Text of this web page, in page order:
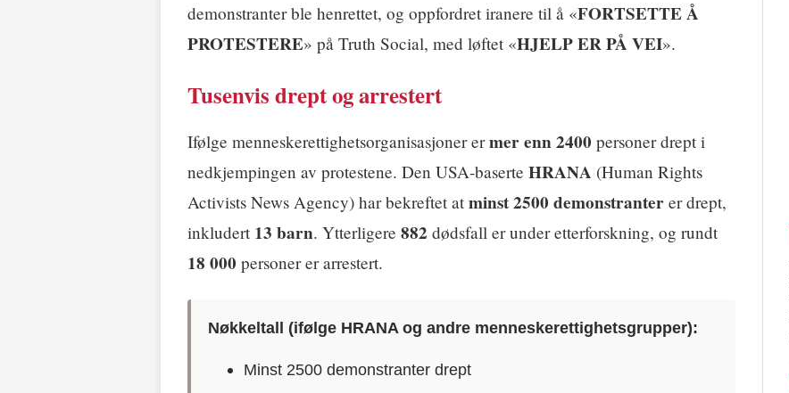
demonstranter ble henrettet, og oppfordret iranere til å «FORTSETTE Å
PROTESTERE» på Truth Social, med løftet «HJELP ER PÅ VEI».
Tusenvis drept og arrestert
Ifølge menneskerettighetsorganisasjoner ermer enn 2400 personer drept i
nedkjempingen av protestene. Den USA-baserte HRANA (Human Rights
Activists News Agency) har bekreftet at minst 2500 demonstranter er drept,
inkludert 13 barn. Ytterligere 882 dødsfall er under etterforskning, og rundt
18 000 personer er arrestert.
Nøkkeltall (ifølge HRANA og andre menneskerettighetsgrupper):
Minst 2500 demonstranter drept